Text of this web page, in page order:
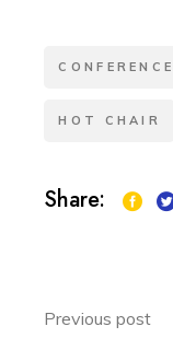
HOT CHAIR
Share:
Previous post